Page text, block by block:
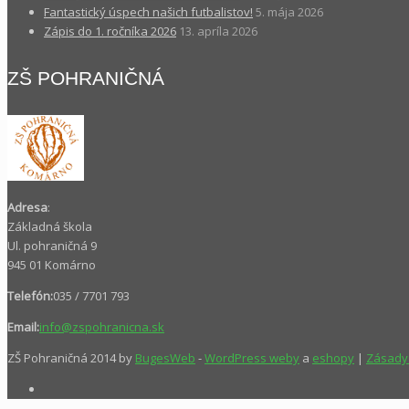
Fantastický úspech našich futbalistov! 5. mája 2026
Zápis do 1. ročníka 2026 13. apríla 2026
ZŠ POHRANIČNÁ
Adresa:
Základná škola
Ul. pohraničná 9
945 01 Komárno
Telefón:035 / 7701 793
Email:info@zspohranicna.sk
ZŠ Pohraničná 2014 by BugesWeb -WordPress weby a eshopy |